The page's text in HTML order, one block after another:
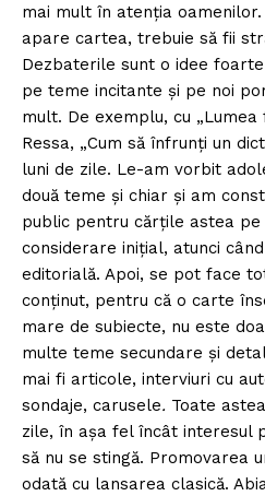
mai mult în atenția
apare cartea, trebuie să fii
Dezbaterile sunt o idee
pe teme incitante şi pe noi
mult. De exemplu, cu
Ressa, „Cum să înfrunţi un
luni de zile. Le-am vorbit
două teme și chiar și am
public pentru cărțile astea
considerare iniţial, atunci
editorială. Apoi, se pot face
conținut, pentru că o carte
mare de subiecte, nu este
multe teme secundare şi
mai fi articole, interviuri cu
sondaje, carusele. Toate
zile, în așa fel încât interesul
să nu se stingă. Promovarea
odată cu lansarea clasică.